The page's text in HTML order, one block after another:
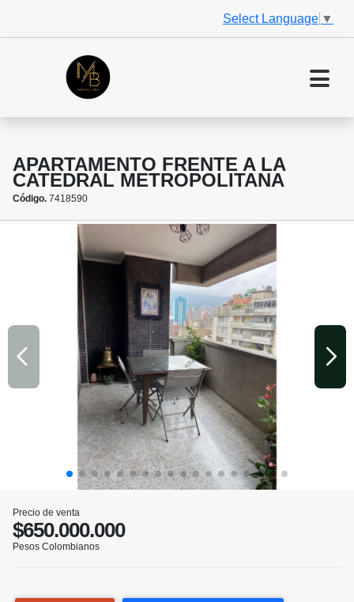
Select Language ▼
APARTAMENTO FRENTE A LA
CATEDRAL METROPOLITANA
Código. 7418590
Precio de venta
$650.000.000
Pesos Colombianos